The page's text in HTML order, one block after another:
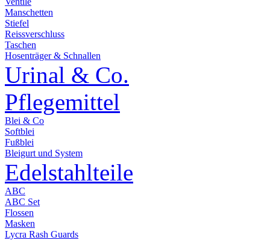
Manschetten
Stiefel
Reissverschluss
Taschen
Hosenträger & Schnallen
Urinal & Co.
Pflegemittel
Blei & Co
Softblei
Fußblei
Bleigurt und System
Edelstahlteile
ABC
ABC Set
Flossen
Masken
Lycra Rash Guards